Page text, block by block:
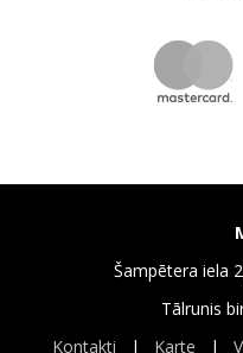
Šampētera iela
Tālrunis
Kontakti | Karte |